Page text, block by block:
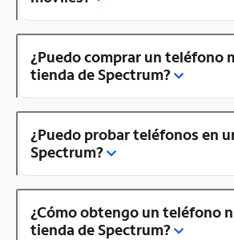
¿Puedo comprar un teléfono
tienda de Spectrum?
¿Puedo probar teléfonos en
Spectrum?
¿Cómo obtengo un teléfono
tienda de Spectrum?